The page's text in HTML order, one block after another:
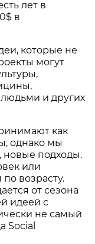
лет в
в
которые не
могут
и других
как
однако мы
подходы.
или
возрасту.
от сезона
идеей с
не самый
Social